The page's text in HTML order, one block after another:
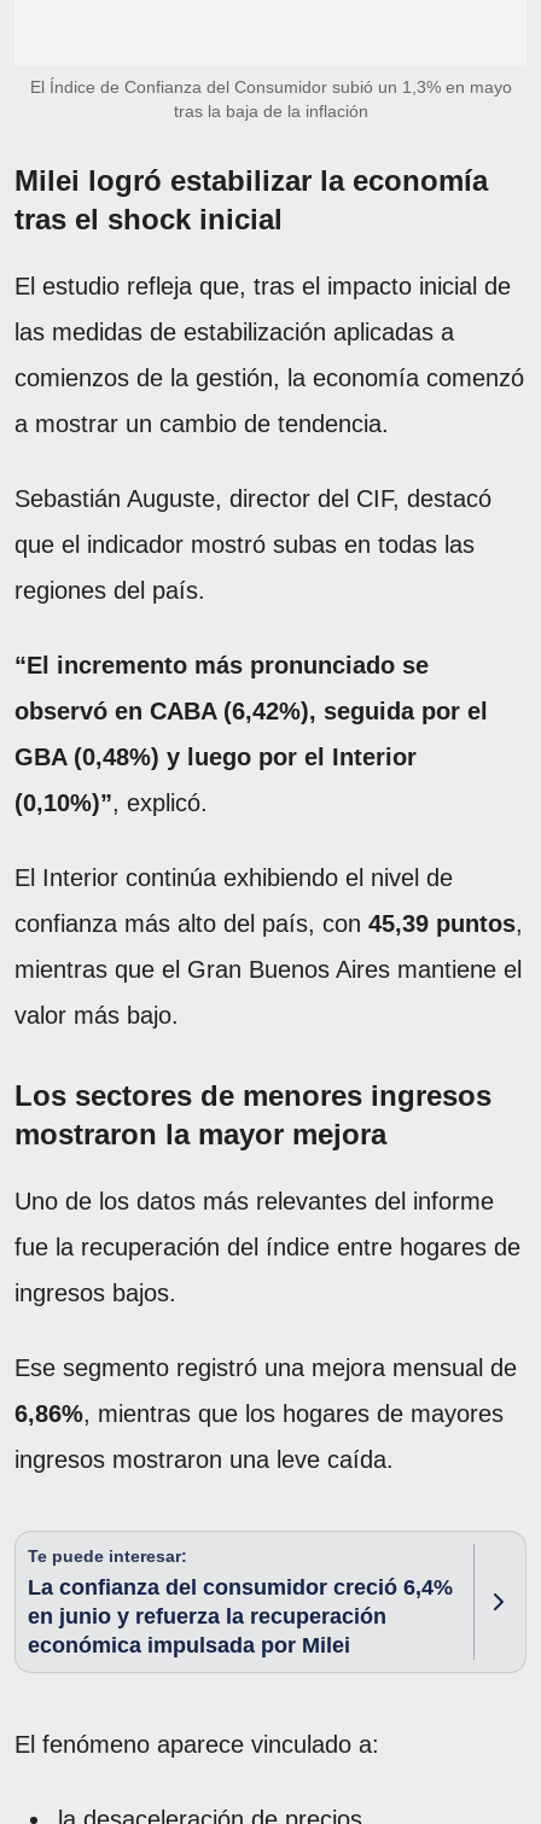
El Índice de Confianza del Consumidor subió un 1,3% en mayo
tras la baja de la inflación
Milei logró estabilizar la economía
tras el shock inicial
El estudio refleja que, tras el impacto inicial de
las medidas de estabilización aplicadas a
comienzos de la gestión, la economía comenzó
a mostrar un cambio de tendencia.
Sebastián Auguste, director del CIF, destacó
que el indicador mostró subas en todas las
regiones del país.
“El incremento más pronunciado se
observó en CABA (6,42%), seguida por el
GBA (0,48%) y luego por el Interior
(0,10%)”, explicó.
El Interior continúa exhibiendo el nivel de
confianza más alto del país, con 45,39 puntos,
mientras que el Gran Buenos Aires mantiene el
valor más bajo.
Los sectores de menores ingresos
mostraron la mayor mejora
Uno de los datos más relevantes del informe
fue la recuperación del índice entre hogares de
ingresos bajos.
Ese segmento registró una mejora mensual de
6,86%, mientras que los hogares de mayores
ingresos mostraron una leve caída.
Te puede interesar:
La confianza del consumidor creció 6,4%
en junio y refuerza la recuperación
económica impulsada por Milei
El fenómeno aparece vinculado a: